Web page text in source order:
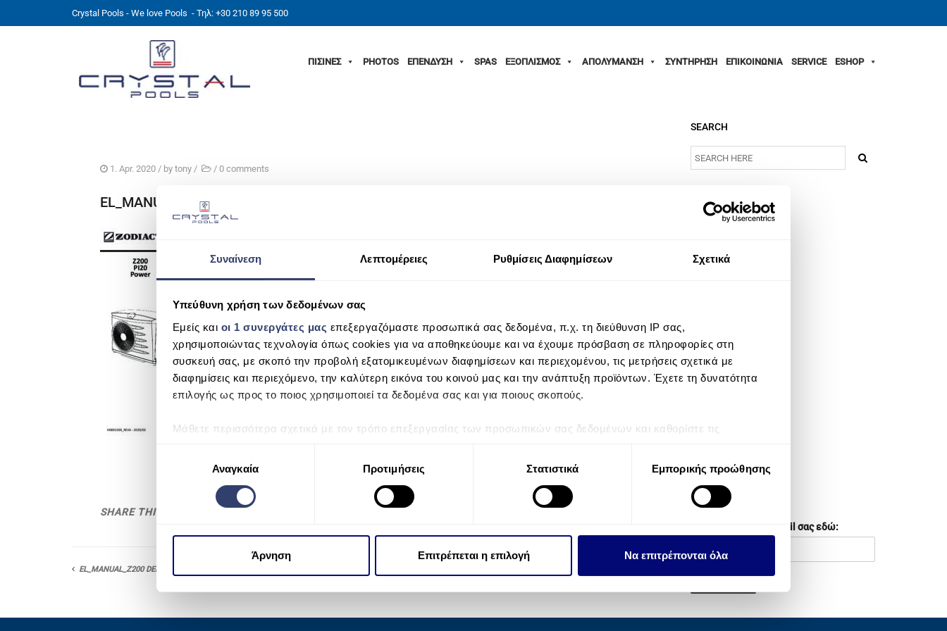
Συναίνεση Λεπτομέρειες Ρυθμίσεις Διαφημίσεων Σχετικά
Υπεύθυνη χρήση των δεδομένων σας
Εμείς και οι 1 συνεργάτες μας επεξεργαζόμαστε προσωπικά σας δεδομένα, π.χ. τη διεύθυνση IP σας,
χρησιμοποιώντας τεχνολογία όπως cookies για να αποθηκεύουμε και να έχουμε πρόσβαση σε πληροφορίες στη
συσκευή σας, με σκοπό την προβολή εξατομικευμένων διαφημίσεων και περιεχομένου, τις μετρήσεις σχετικά με
διαφημίσεις και περιεχόμενο, την καλύτερη εικόνα του κοινού μας και την ανάπτυξη προϊόντων. Έχετε τη δυνατότητα
επιλογής ως προς το ποιος χρησιμοποιεί τα δεδομένα σας και για ποιους σκοπούς.
Μάθετε περισσότερα σχετικά με τον τρόπο επεξεργασίας των προσωπικών σας δεδομένων και καθορίστε τις
πάσα στιγμή από τη Δήλωση Cookies.
Χρησιμοποιούμε cookie για την εξατομίκευση περιεχομένου και διαφημίσεων, την παροχή λειτουργιών κοινωνικών
από μέρους σας χρήση των υπηρεσιών τους.
σ
υ
κ
Αναγκαία Προτιμήσεις Στατιστικά Εμπορικής προώθησης
Άρνηση Επιτρέπεται η επιλογή Να επιτρέπονται όλα
Crystal Pools - We love Pools - Τηλ: +30 210 89 95 500
ΠΙΣΙΝΕΣ PHOTOS ΕΠΕΝΔΥΣΗ SPAS ΕΞΟΠΛΙΣΜΟΣ ΑΠΟΛΥΜΑΝΣΗ ΣΥΝΤΗΡΗΣΗ ΕΠΙΚΟΙΝΩΝΙΑ SERVICE ESHOP
1. Apr. 2020 / by tony / / 0 comments
EL_MANUAL_Z200 Defrost
SHARE THIS
EL_MANUAL_Z200 DEFROST
SEARCH
META
Log in
Comments feed
WordPress.org
NEWSLETTER
Συμπληρώστε το email σας εδώ: